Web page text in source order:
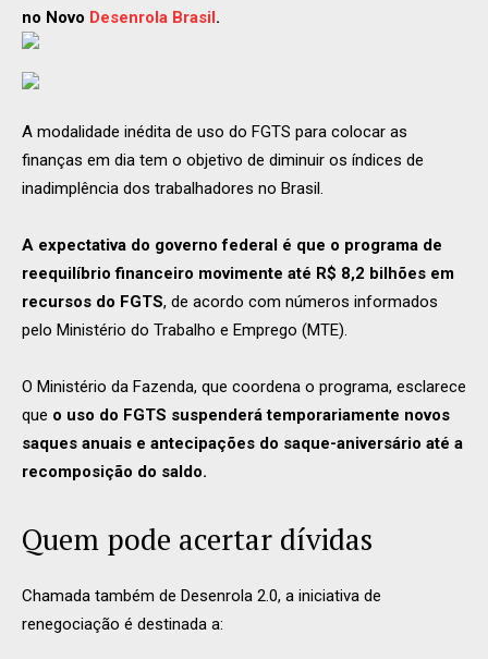
no Novo Desenrola Brasil.
A modalidade inédita de uso do FGTS para colocar as
finanças em dia tem o objetivo de diminuir os índices de
inadimplência dos trabalhadores no Brasil.
A expectativa do governo federal é que o programa de
reequilíbrio financeiro movimente até R$ 8,2 bilhões em
recursos do FGTS, de acordo com números informados
pelo Ministério do Trabalho e Emprego (MTE).
O Ministério da Fazenda, que coordena o programa, esclarece
que o uso do FGTS suspenderá temporariamente novos
saques anuais e antecipações do saque-aniversário até a
recomposição do saldo.
Quem pode acertar dívidas
Chamada também de Desenrola 2.0, a iniciativa de
renegociação é destinada a: